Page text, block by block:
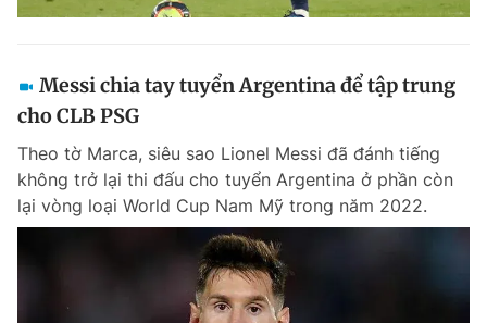
Messi chia tay tuyển Argentina để tập trung
cho CLB PSG
Theo tờ Marca, siêu sao Lionel Messi đã đánh tiếng
không trở lại thi đấu cho tuyển Argentina ở phần còn
lại vòng loại World Cup Nam Mỹ trong năm 2022.